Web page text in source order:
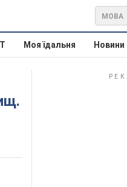
МОВА
Моя їдальня Новини